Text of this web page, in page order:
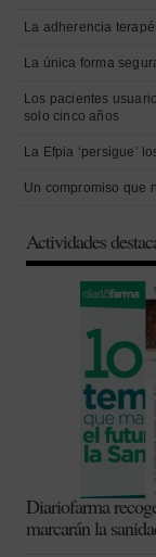
La adherencia
La única forma
Los pacientes
solo cinco años
La Efpia ‘persigue’
Un compromiso que
Actividades
Diariofarma
marcarán la